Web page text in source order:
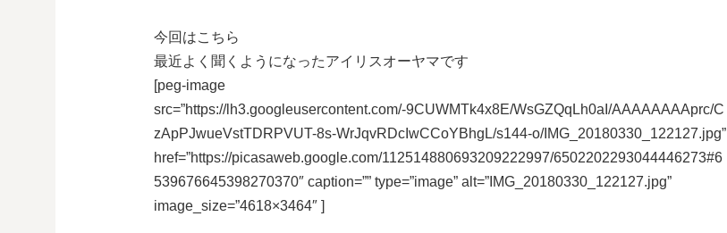
今回はこちら
最近よく聞くようになったアイリスオーヤマです
[peg-image
src=”https://lh3.googleusercontent.com/-9CUWMTk4x8E/WsGZQqLh0aI/AAAAAAAAprc/C
zApPJwueVstTDRPVUT-8s-WrJqvRDcIwCCoYBhgL/s144-o/IMG_20180330_122127.jpg”
href=”https://picasaweb.google.com/112514880693209222997/6502202293044446273#6
539676645398270370″ caption=”” type=”image” alt=”IMG_20180330_122127.jpg”
image_size=”4618×3464″ ]